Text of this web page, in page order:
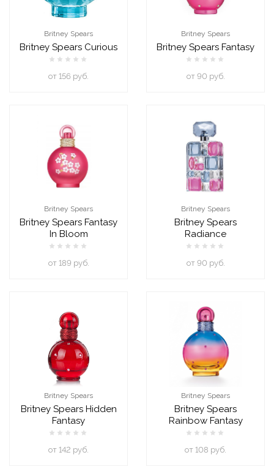
Britney Spears
Britney Spears Curious
oт 156 руб.
Britney Spears
Britney Spears Fantasy
oт 90 руб.
Britney Spears
Britney Spears Fantasy
In Bloom
oт 189 руб.
Britney Spears
Britney Spears
Radiance
oт 90 руб.
Britney Spears
Britney Spears Hidden
Fantasy
oт 142 руб.
Britney Spears
Britney Spears
Rainbow Fantasy
oт 108 руб.